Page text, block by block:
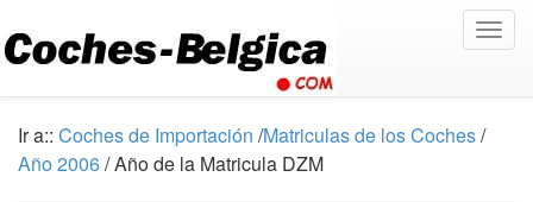
Ir a:: Coches de Importación /Matriculas de los Coches/
Año 2006/ Año de la Matricula DZM